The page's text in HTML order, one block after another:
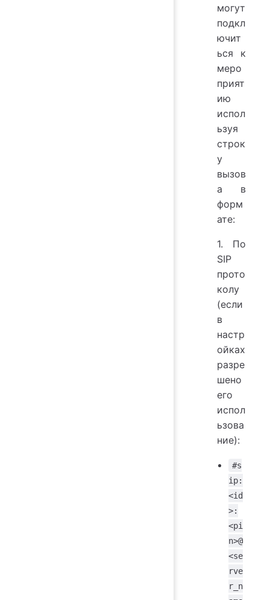
могут
подкл
ючит
ься к
меро
прият
ию
испол
ьзуя
строк
у
вызов
а в
форм
ате:
1. По
SIP
прото
колу
(если
в
настр
ойках
разре
шено
его
испол
ьзова
ние):
#s
ip:
<id
>:
<pi
n>@
<se
rve
r_n